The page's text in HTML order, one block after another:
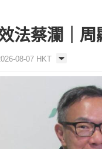
法蔡瀾｜周
08-07 HKT